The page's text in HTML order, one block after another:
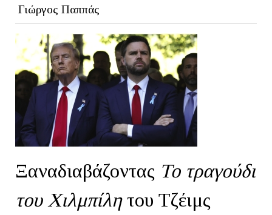
Γιώργος Παππάς
Ξαναδιαβάζοντας Το τραγούδι
του Χιλμπίλητου Τζέιμς